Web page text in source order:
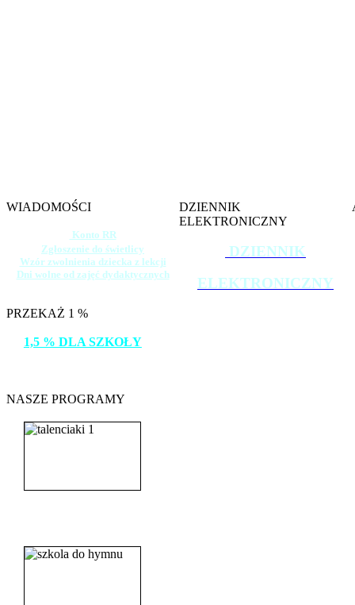
WIADOMOŚCI
Konto RR
Zgłoszenie do świetlicy
Wzór zwolnienia dziecka z lekcji
Dni wolne od zajęć dydaktycznych
DZIENNIK
ELEKTRONICZNY
DZIENNIK
ELEKTRONICZNY
PRZEKAŻ 1 %
1,5 % DLA SZKOŁY
NASZE PROGRAMY